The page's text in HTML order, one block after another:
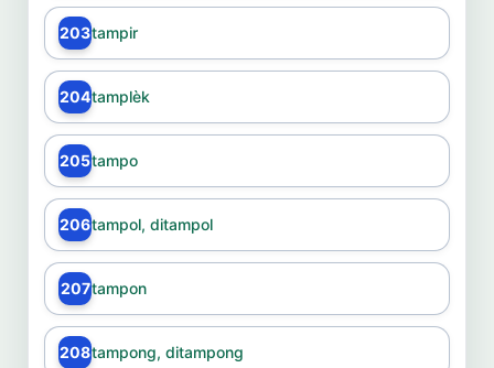
203tampir
204tamplèk
205tampo
206tampol, ditampol
207tampon
208tampong, ditampong